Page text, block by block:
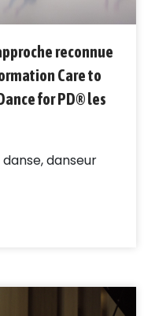
reconnue
Care to
for PD® les
danseur